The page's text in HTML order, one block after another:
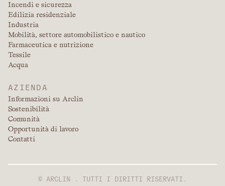
Incendi e sicurezza
Edilizia residenziale
Industria
Mobilità, settore automobilistico e nautico
Farmaceutica e nutrizione
Tessile
Acqua
AZIENDA
Informazioni su Arclin
Sostenibilità
Comunità
Opportunità di lavoro
Contatti
© ARCLIN . TUTTI I DIRITTI RISERVATI.